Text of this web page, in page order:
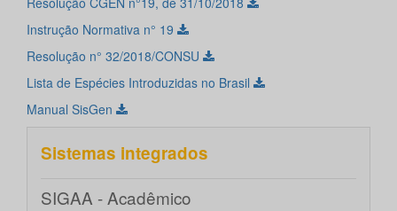
Instrução Normativa n° 19
Resolução n° 32/2018/CONSU
Lista de Espécies Introduzidas no Brasil
Manual SisGen
Sistemas integrados
SIGAA - Acadêmico